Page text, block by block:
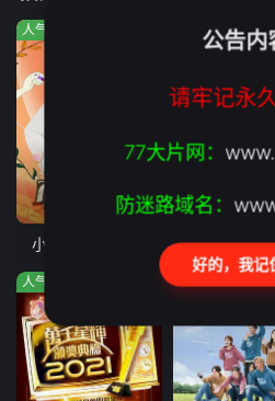
第260730期
人气:238
小姐不熙娣2026
第606集
人气:569
综艺玩很
人气:876
公告内
请牢记永
77大片网：
防迷路域名：
好的，我记